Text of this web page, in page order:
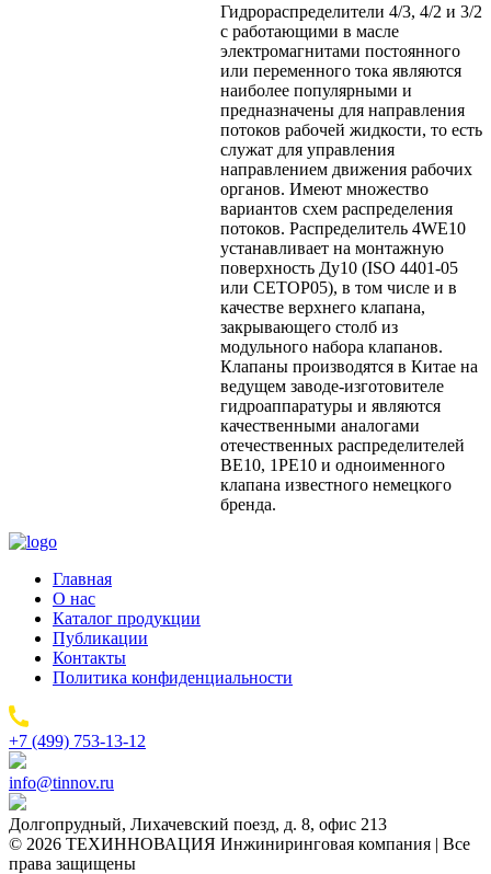
Гидрораспределители 4/3, 4/2 и 3/2
с работающими в масле
электромагнитами постоянного
или переменного тока являются
наиболее популярными и
предназначены для направления
потоков рабочей жидкости, то есть
служат для управления
направлением движения рабочих
органов. Имеют множество
вариантов схем распределения
потоков. Распределитель 4WE10
устанавливает на монтажную
поверхность Ду10 (ISO 4401-05
или CETOP05), в том числе и в
качестве верхнего клапана,
закрывающего столб из
модульного набора клапанов.
Клапаны производятся в Китае на
ведущем заводе-изготовителе
гидроаппаратуры и являются
качественными аналогами
отечественных распределителей
ВЕ10, 1РЕ10 и одноименного
клапана известного немецкого
бренда.
Главная
О нас
Каталог продукции
Публикации
Контакты
Политика конфиденциальности
+7 (499) 753-13-12
info@tinnov.ru
Долгопрудный, Лихачевский поезд, д. 8, офис 213
© 2026 ТЕХИННОВАЦИЯ Инжиниринговая компания | Все
права защищены